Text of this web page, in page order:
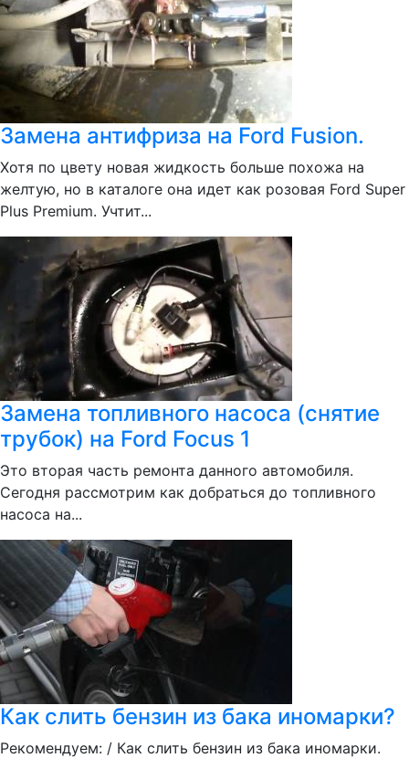
Замена антифриза на Ford Fusion.
Хотя по цвету новая жидкость больше похожа на
желтую, но в каталоге она идет как розовая Ford Super
Plus Premium. Учтит...
Замена топливного насоса (снятие
трубок) на Ford Focus 1
Это вторая часть ремонта данного автомобиля.
Сегодня рассмотрим как добраться до топливного
насоса на...
Как слить бензин из бака иномарки?
Рекомендуем: / Как слить бензин из бака иномарки.